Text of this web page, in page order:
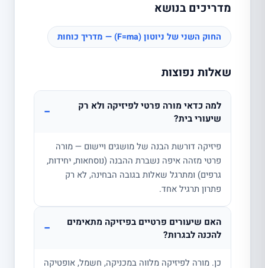
מדריכים בנושא
החוק השני של ניוטון (F=ma) — מדריך כוחות
שאלות נפוצות
למה כדאי מורה פרטי לפיזיקה ולא רק
שיעורי בית?
−
פיזיקה דורשת הבנה של מושגים ויישום — מורה
פרטי מזהה איפה נשברת ההבנה (נוסחאות, יחידות,
גרפים) ומתרגל שאלות בגובה הבחינה, לא רק
פתרון תרגיל אחד.
האם שיעורים פרטיים בפיזיקה מתאימים
להכנה לבגרות?
−
כן. מורה לפיזיקה מלווה במכניקה, חשמל, אופטיקה